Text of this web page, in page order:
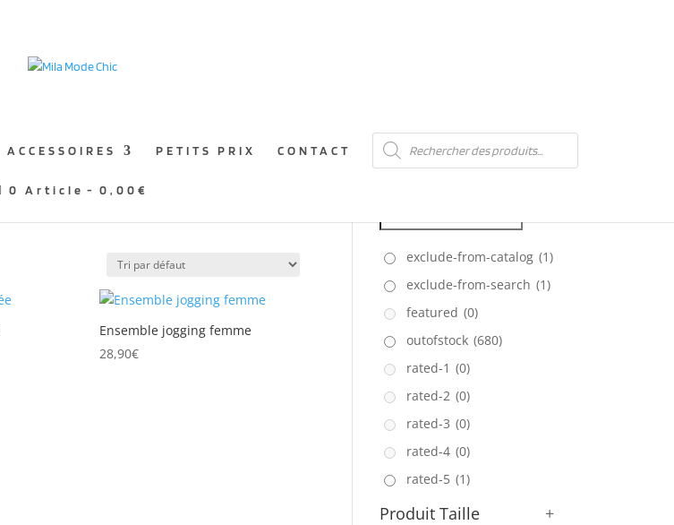
ACCESSOIRES PETITS PRIX CONTACT
Recherche
de
produits
0 Article
0,00€
Ensemble jogging femme
28,90€
exclude-from-catalog (1)
exclude-from-search (1)
featured (0)
outofstock (680)
rated-1 (0)
rated-2 (0)
rated-3 (0)
rated-4 (0)
rated-5 (1)
Produit Taille +